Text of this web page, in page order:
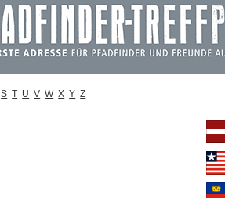
S T U V W X Y Z